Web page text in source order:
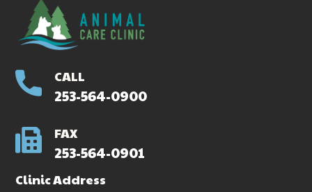
CALL
253-564-0900
FAX
253-564-0901
Clinic Address